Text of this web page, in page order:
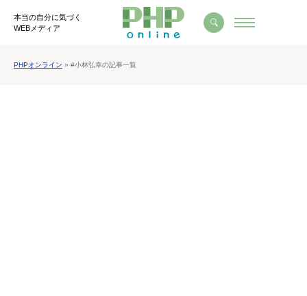
本当の自分に気づく
WEBメディア
PHPオンライン » #小林弘幸の記事一覧